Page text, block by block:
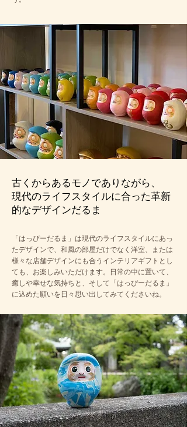
古くからあるモノでありながら、
現代のライフスタイルに合った革新
的なデザインだるま
「はっぴーだるま」は現代のライフスタイルにあっ
たデザインで、和風の部屋だけでなく洋室、または
様々な店舗デザインにも合うインテリアギフトとし
ても、お楽しみいただけます。日常の中に置いて、
癒しや幸せな気持ちと、そして「はっぴーだるま」
に込めた願いを日々思い出してみてくださいね。